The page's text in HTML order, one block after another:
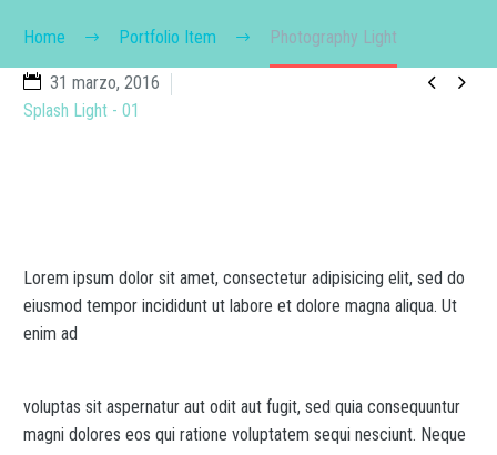
Home Portfolio Item Photography Light
 
31 marzo, 2016
Splash Light - 01
Lorem ipsum dolor sit amet, consectetur adipisicing elit, sed do
eiusmod tempor incididunt ut labore et dolore magna aliqua. Ut
enim ad
voluptas sit aspernatur aut odit aut fugit, sed quia consequuntur
magni dolores eos qui ratione voluptatem sequi nesciunt. Neque